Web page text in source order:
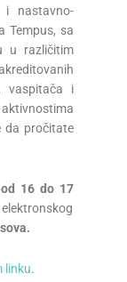
i nastavno-
Tempus, sa
u različitim
vaspitača i
da pročitate
16 do 17
linku.